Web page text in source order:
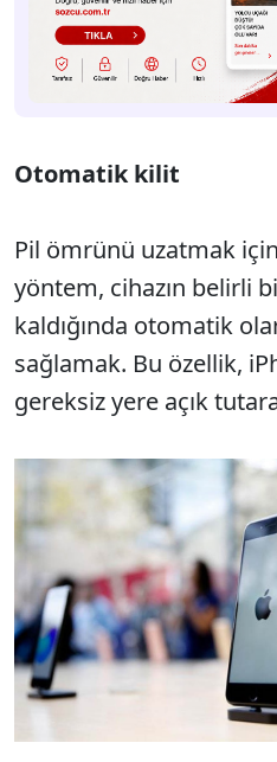
Otomatik kilit
Pil ömrünü uzatmak
yöntem, cihazın belirli
kaldığında otomatik
sağlamak. Bu özellik,
gereksiz yere açık